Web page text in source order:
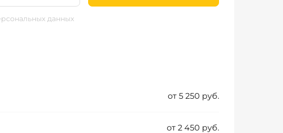
данных
от 5 250 руб.
от 2 450 руб.